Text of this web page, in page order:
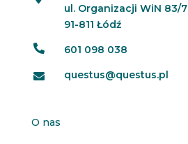
ul. Organizacji WiN 83/7
91-811 Łódź
 601 098 038
 questus@questus.pl
O nas